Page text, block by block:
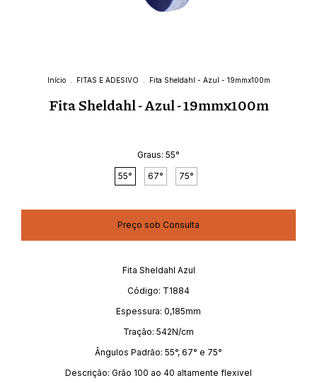
Início FITAS E ADESIVO Fita Sheldahl - Azul - 19mmx100m
Fita Sheldahl - Azul - 19mmx100m
Graus: 55°
55°
67° 75°
Fita Sheldahl Azul
Código: T1884
Espessura: 0,185mm
Tração: 542N/cm
Ângulos Padrão: 55°, 67° e 75°
Descrição: Grão 100 ao 40 altamente flexivel